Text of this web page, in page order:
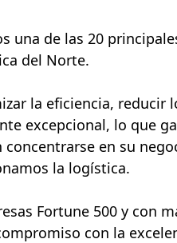
una de las 20
del Norte.
la eficiencia, reducir
excepcional, lo que
en su
la logística.
Fortune 500 y con
con la